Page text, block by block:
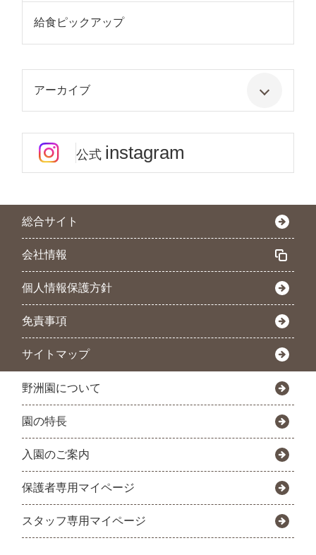
給食ピックアップ
アーカイブ
公式 instagram
総合サイト
会社情報
個人情報保護方針
免責事項
サイトマップ
野洲園について
園の特長
入園のご案内
保護者専用マイページ
スタッフ専用マイページ